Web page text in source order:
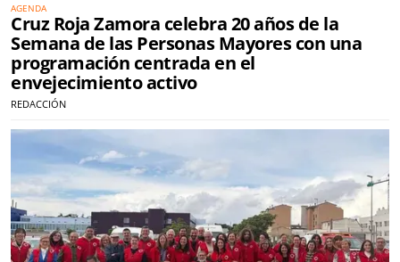
AGENDA
Cruz Roja Zamora celebra 20 años de la
Semana de las Personas Mayores con una
programación centrada en el
envejecimiento activo
REDACCIÓN